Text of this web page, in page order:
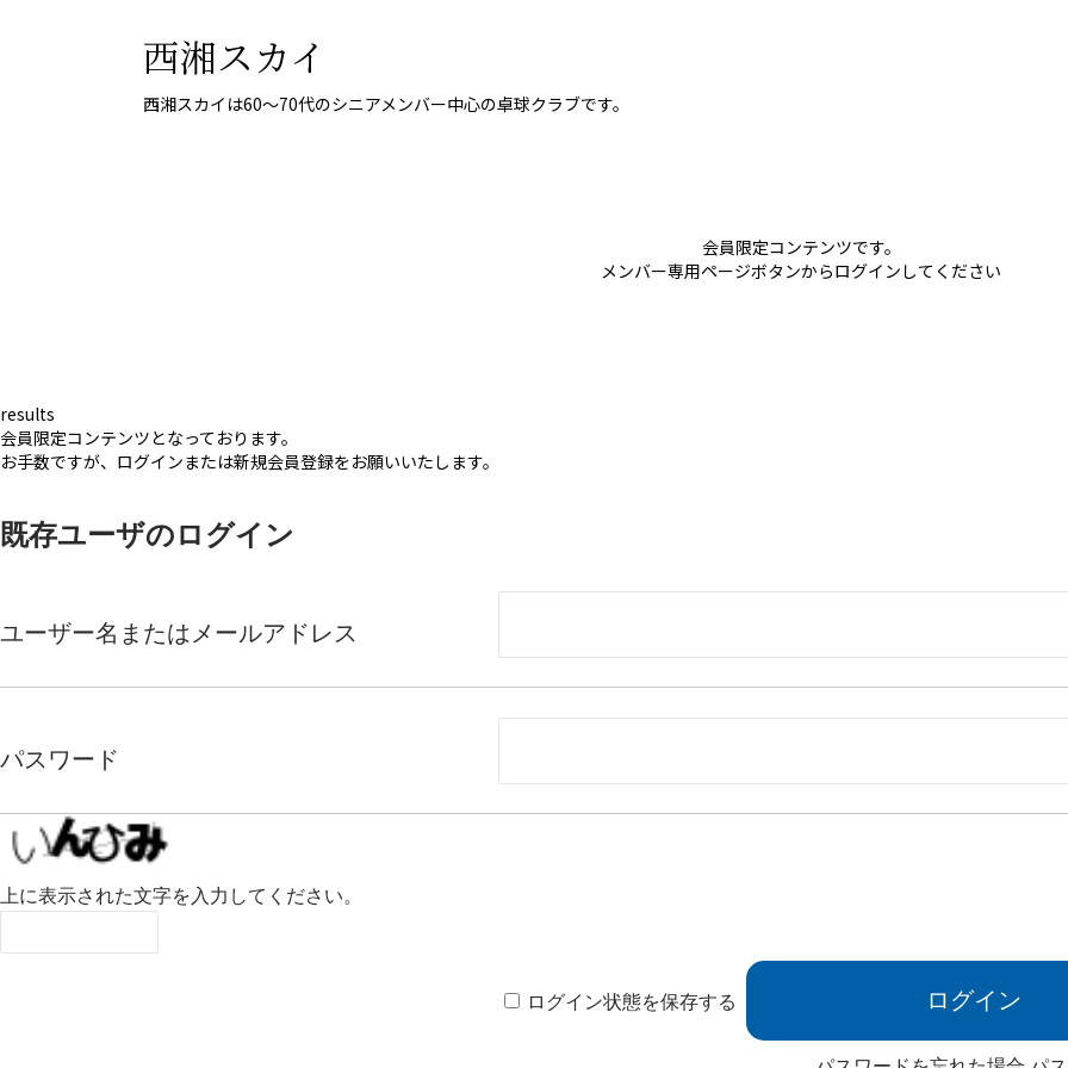
西湘スカイ
西湘スカイは60〜70代のシニアメンバー中心の卓球クラブです。
会員限定コンテンツです。
メンバー専用ページボタンからログインしてください
results
会員限定コンテンツとなっております。
お手数ですが、ログインまたは新規会員登録をお願いいたします。
既存ユーザのログイン
ユーザー名またはメールアドレス
パスワード
上に表示された文字を入力してください。
ログイン状態を保存する